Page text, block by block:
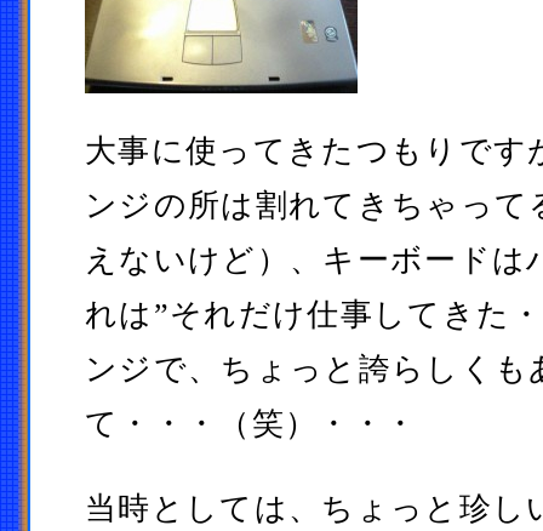
大事に使ってきたつもりです
ンジの所は割れてきちゃって
えないけど）、キーボードは
れは”それだけ仕事してきた
ンジで、ちょっと誇らしくも
て・・・（笑）・・・
当時としては、ちょっと珍し